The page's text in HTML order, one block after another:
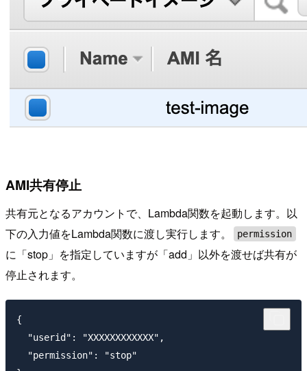
AMI共有停止
共有元となるアカウントで、Lambda関数を起動します。以
下の入力値をLambda関数に渡し実行します。
permission
に「stop」を指定していますが「add」以外を渡せば共有が
停止されます。
{
  "userid": "XXXXXXXXXXXX",
  "permission": "stop"